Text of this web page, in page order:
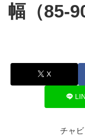
幅（85-
X
チャ